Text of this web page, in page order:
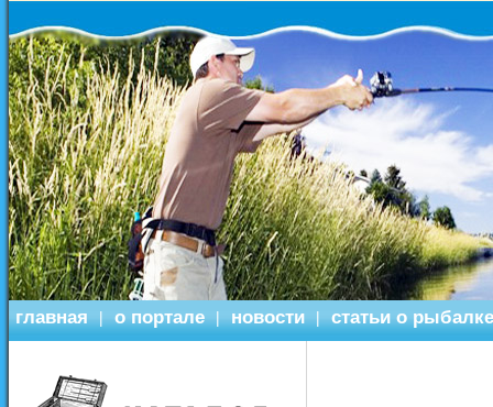
главная | о портале | новости | статьи о рыбалке